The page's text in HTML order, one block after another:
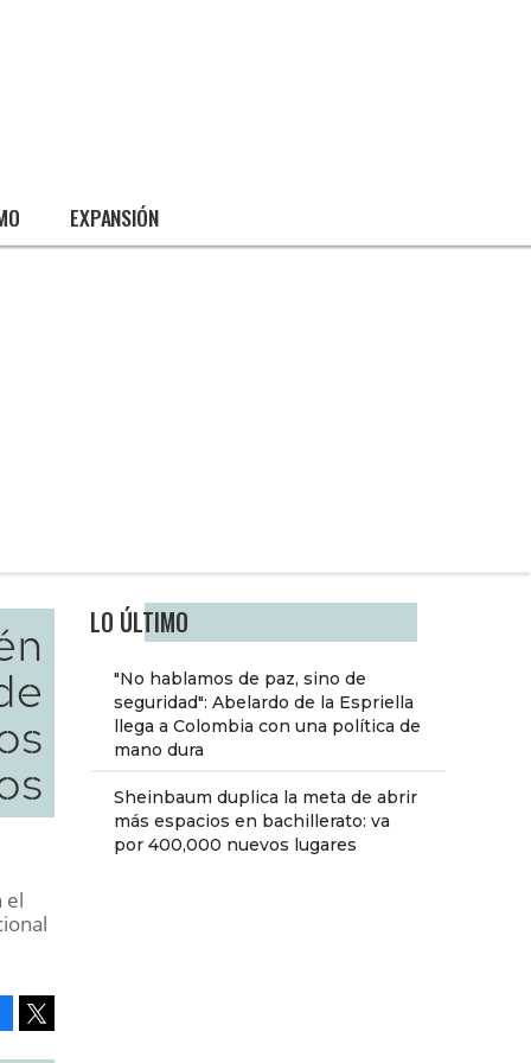
EXPANSIÓN
LO ÚLTIMO
"No hablamos de paz, sino de
seguridad": Abelardo de la Espriella
llega a Colombia con una política de
mano dura
Sheinbaum duplica la meta de abrir
más espacios en bachillerato: va
por 400,000 nuevos lugares
el